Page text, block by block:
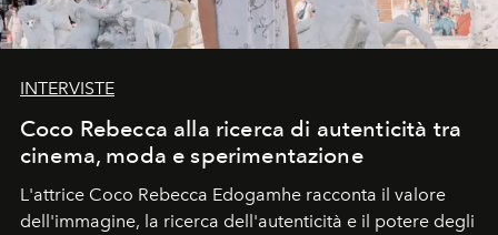
INTERVISTE
Coco Rebecca alla ricerca di autenticità tra
cinema, moda e sperimentazione
L'attrice Coco Rebecca Edogamhe racconta il valore
dell'immagine, la ricerca dell'autenticità e il potere degli